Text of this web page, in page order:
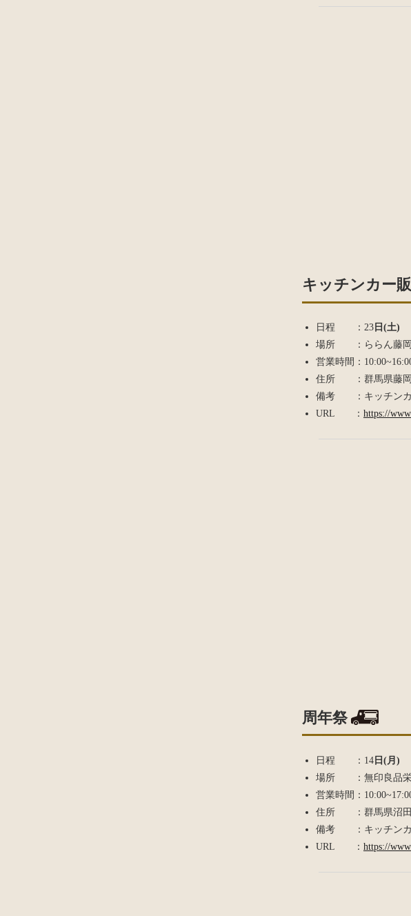
キッチンカー
日程 ：23日(土)
場所 ：ららん藤岡
営業時間：
住所 ：群馬県藤
備考 ：キッチンカ
URL ： https://
周年祭
日程 ：14日(月)
場所 ：無印良品
営業時間：
住所 ：群馬県沼
備考 ：キッチンカ
URL ： https://